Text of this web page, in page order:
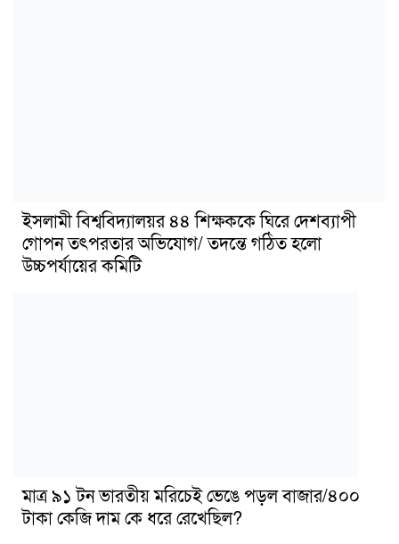
ইসলামী বিশ্ববিদ্যালয়র ৪৪ শিক্ষককে ঘিরে দেশব্যাপী
গোপন তৎপরতার অভিযোগ/ তদন্তে গঠিত হলো
উচ্চপর্যায়ের কমিটি
মাত্র ৯১ টন ভারতীয় মরিচেই ভেঙে পড়ল বাজার/৪০০
টাকা কেজি দাম কে ধরে রেখেছিল?